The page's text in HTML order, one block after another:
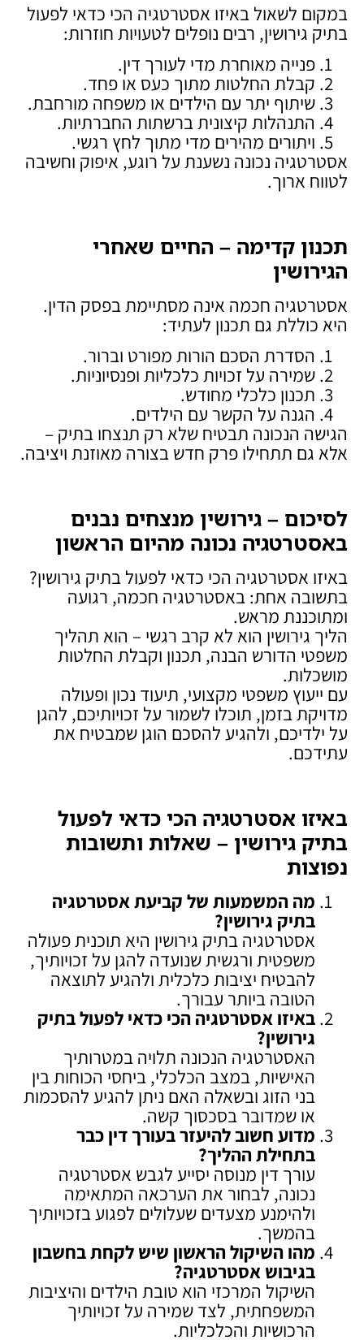
במקום לשאול באיזו אסטרטגיה הכי כדאי לפעול
בתיק גירושין, רבים נופלים לטעויות חוזרות:
פנייה מאוחרת מדי לעורך דין.
קבלת החלטות מתוך כעס או פחד.
שיתוף יתר עם הילדים או משפחה מורחבת.
התנהלות קיצונית ברשתות החברתיות.
ויתורים מהירים מדי מתוך לחץ רגשי.
אסטרטגיה נכונה נשענת על רוגע, איפוק וחשיבה
לטווח ארוך.
תכנון קדימה – החיים שאחרי
הגירושין
אסטרטגיה חכמה אינה מסתיימת בפסק הדין.
היא כוללת גם תכנון לעתיד:
הסדרת הסכם הורות מפורט וברור.
שמירה על זכויות כלכליות ופנסיוניות.
תכנון כלכלי מחודש.
הגנה על הקשר עם הילדים.
הגישה הנכונה תבטיח שלא רק תנצחו בתיק –
אלא גם תתחילו פרק חדש בצורה מאוזנת ויציבה.
לסיכום – גירושין מנצחים נבנים
באסטרטגיה נכונה מהיום הראשון
באיזו אסטרטגיה הכי כדאי לפעול בתיק גירושין?
בתשובה אחת: באסטרטגיה חכמה, רגועה
ומתוכננת מראש.
הליך גירושין הוא לא קרב רגשי – הוא תהליך
משפטי הדורש הבנה, תכנון וקבלת החלטות
מושכלות.
עם ייעוץ משפטי מקצועי, תיעוד נכון ופעולה
מדויקת בזמן, תוכלו לשמור על זכויותיכם, להגן
על ילדיכם, ולהגיע להסכם הוגן שמבטיח את
עתידכם.
באיזו אסטרטגיה הכי כדאי לפעול
בתיק גירושין – שאלות ותשובות
נפוצות
מה המשמעות של קביעת אסטרטגיה
בתיק גירושין?
אסטרטגיה בתיק גירושין היא תוכנית פעולה
משפטית ורגשית שנועדה להגן על זכויותיך,
להבטיח יציבות כלכלית ולהגיע לתוצאה
הטובה ביותר עבורך.
באיזו אסטרטגיה הכי כדאי לפעול בתיק
גירושין?
האסטרטגיה הנכונה תלויה במטרותיך
האישיות, במצב הכלכלי, ביחסי הכוחות בין
בני הזוג ובשאלה האם ניתן להגיע להסכמות
או שמדובר בסכסוך קשה.
מדוע חשוב להיעזר בעורך דין כבר
בתחילת ההליך?
עורך דין מנוסה יסייע לגבש אסטרטגיה
נכונה, לבחור את הערכאה המתאימה
ולהימנע מצעדים שעלולים לפגוע בזכויותיך
בהמשך.
מהו השיקול הראשון שיש לקחת בחשבון
בגיבוש אסטרטגיה?
השיקול המרכזי הוא טובת הילדים והיציבות
המשפחתית, לצד שמירה על זכויותיך
הרכושיות והכלכליות.